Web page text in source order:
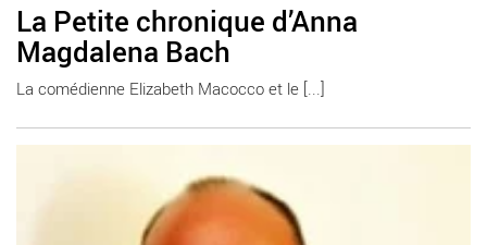
La Petite chronique d’Anna
Magdalena Bach
La comédienne Elizabeth Macocco et le [...]
En savoir plus